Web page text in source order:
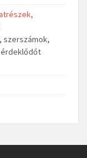
szerszámok,
érdeklődőt